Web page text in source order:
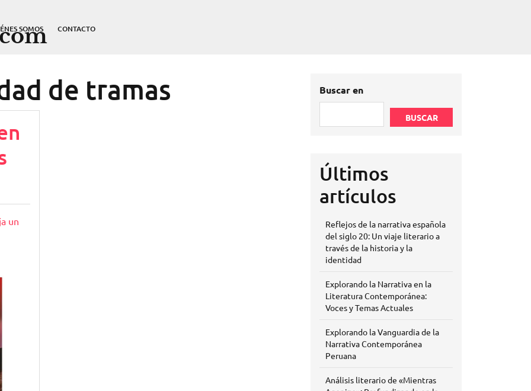
SOMOS CONTACTO
de tramas
un
Buscar en
BUSCAR
Últimos
artículos
Reflejos de la narrativa española
del siglo 20: Un viaje literario a
través de la historia y la
identidad
Explorando la Narrativa en la
Literatura Contemporánea:
Voces y Temas Actuales
Explorando la Vanguardia de la
Narrativa Contemporánea
Peruana
Análisis literario de «Mientras